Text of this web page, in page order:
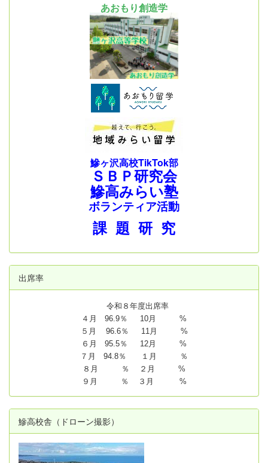
あおもり創造学
鰺ヶ沢高校TikTok部
ＳＢＰ研究会
鰺高みらい塾
ボランティア活動
課 題 研 究
出席率
令和８年度出席率
４月 96.9％ 10月 %
５月 96.6％ 11月 %
６月 95.5％ 12月 %
７月 94.8％ １月 ％
８月 ％ ２月 %
９月 ％ ３月 %
鰺高校舎（ドローン撮影）